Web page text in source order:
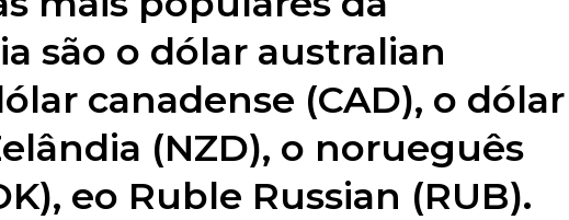
são o dólar australian
canadense (CAD), o dólar
(NZD), o norueguês
eo Ruble Russian (RUB).